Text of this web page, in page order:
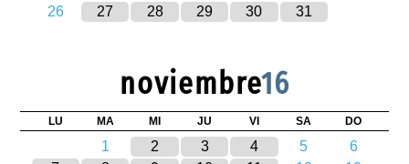
26
27 28 29 30 31
noviembre16
LU MA MI JU VI SA DO
1 2 3 4 5
6